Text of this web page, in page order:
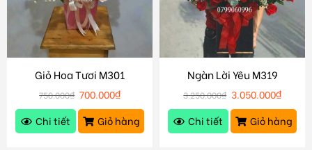
Giỏ Hoa Tươi M301
750.000₫ 700.000₫
Chi tiết
Giỏ hàng
Ngàn Lời Yêu M319
3.250.000₫ 3.050.000₫
Chi tiết
Giỏ hàng